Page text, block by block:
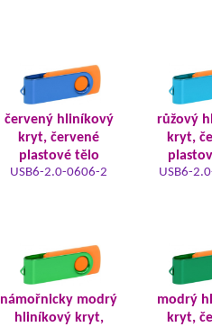
červený hliníkový
kryt, červené
plastové tělo
USB6-2.0-0606-2
růžový
kryt,
USB6-
námořnicky modrý
hliníkový kryt,
modrý
kryt,